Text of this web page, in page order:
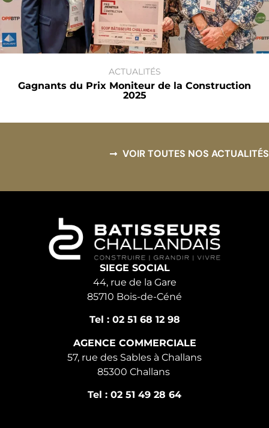
ACTUALITÉS
Gagnants du Prix Moniteur de la Construction
2025
VOIR TOUTES NOS ACTUALITÉS
SIEGE SOCIAL
44, rue de la Gare
85710 Bois-de-Céné
Tel : 02 51 68 12 98
AGENCE COMMERCIALE
57, rue des Sables à Challans
85300 Challans
Tel : 02 51 49 28 64